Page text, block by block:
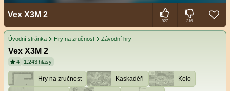
Vex X3M 2
927 316
Úvodní stránka Hry na zručnost Závodní hry
Vex X3M 2
4 1.243 hlasy
Hry na zručnost Kaskadéři Kolo